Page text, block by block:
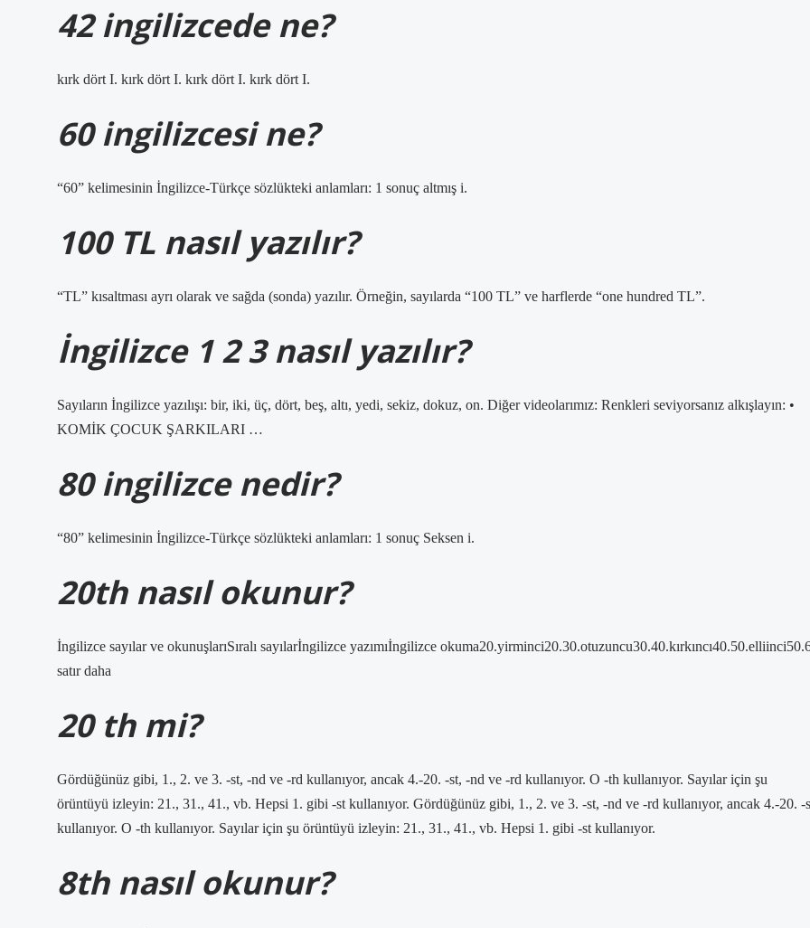
42 ingilizcede ne?
kırk dört I. kırk dört I. kırk dört I. kırk dört I.
60 ingilizcesi ne?
“60” kelimesinin İngilizce-Türkçe sözlükteki anlamları: 1 sonuç altmış i.
100 TL nasıl yazılır?
“TL” kısaltması ayrı olarak ve sağda (sonda) yazılır. Örneğin, sayılarda “100 TL” ve harflerde “one hundred TL”.
İngilizce 1 2 3 nasıl yazılır?
Sayıların İngilizce yazılışı: bir, iki, üç, dört, beş, altı, yedi, sekiz, dokuz, on. Diğer videolarımız: Renkleri seviyorsanız alkışlayın: •
KOMİK ÇOCUK ŞARKILARI …
80 ingilizce nedir?
“80” kelimesinin İngilizce-Türkçe sözlükteki anlamları: 1 sonuç Seksen i.
20th nasıl okunur?
İngilizce sayılar ve okunuşlarıSıralı sayılarİngilizce yazımıİngilizce
satır daha
20 th mi?
Gördüğünüz gibi, 1., 2. ve 3. -st, -nd ve -rd kullanıyor, ancak 4.-20. -st, -nd ve -rd kullanıyor. O -th kullanıyor. Sayılar için şu
örüntüyü izleyin: 21., 31., 41., vb. Hepsi 1. gibi -st kullanıyor. Gördüğünüz gibi, 1., 2. ve 3. -st, -nd ve -rd kullanıyor, ancak 4.-20. -
kullanıyor. O -th kullanıyor. Sayılar için şu örüntüyü izleyin: 21., 31., 41., vb. Hepsi 1. gibi -st kullanıyor.
8th nasıl okunur?